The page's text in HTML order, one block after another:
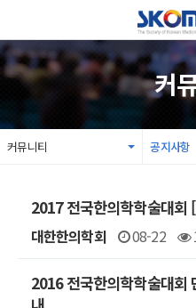
커
커뮤니티 공지사항
2017 전국한의학학술대회
대한한의학회 08-22
2016 전국한의학학술대회